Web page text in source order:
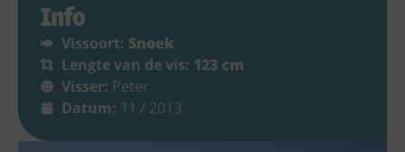
Info
Vissoort: Snoek
Lengte van de vis: 123 cm
Visser: Peter
Datum: 11 / 2013